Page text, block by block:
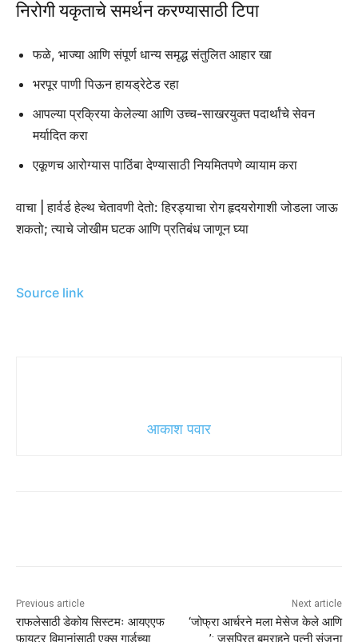
निरोगी यकृताचे समर्थन करण्यासाठी टिपा
फळे, भाज्या आणि संपूर्ण धान्य समृद्ध संतुलित आहार खा
भरपूर पाणी पिऊन हायड्रेटेड रहा
आपल्या प्रक्रिया केलेल्या आणि उच्च-साखरयुक्त पदार्थांचे सेवन
मर्यादित करा
एकूणच आरोग्यास पाठिंबा देण्यासाठी नियमितपणे व्यायाम करा
वाचा |हार्वर्ड हेल्थ चेतावणी देतो: हिरड्याचा रोग हृदयरोगाशी जोडला जाऊ
शकतो; त्याचे जोखीम घटक आणि प्रतिबंध जाणून घ्या
Source link
आकाश पवार
Previous article
राफलेसाठी डेकोय सिस्टमः आयएएफ
फायटर विमानांसाठी एक्स गार्डच्या
Next article
‘जोफ्रा आर्चरने मला मेसेज केले आणि
…’: जसप्रित बुमराहने पत्नी संजना